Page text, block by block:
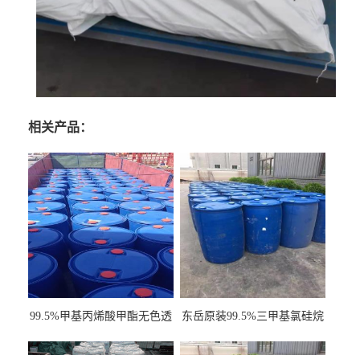
相关产品：
99.5%甲基丙烯酸甲酯无色透
东岳原装99.5%三甲基氯硅烷